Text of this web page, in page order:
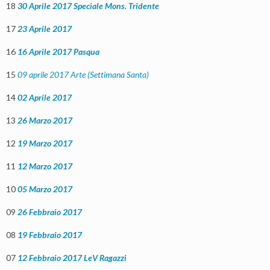
18 30 Aprile 2017 Speciale Mons. Tridente
1723 Aprile 2017
16 16 Aprile 2017 Pasqua
15 09 aprile 2017 Arte (Settimana Santa)
1402 Aprile 2017
13 26 Marzo 2017
12 19 Marzo 2017
11 12 Marzo 2017
1005 Marzo 2017
09 26 Febbraio 2017
08 19 Febbraio 2017
07 12 Febbraio 2017 LeV Ragazzi